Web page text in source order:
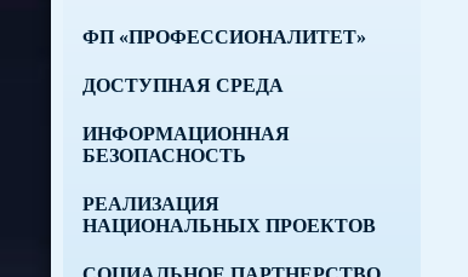
ФП «ПРОФЕССИОНАЛИТЕТ»
ДОСТУПНАЯ СРЕДА
ИНФОРМАЦИОННАЯ
БЕЗОПАСНОСТЬ
РЕАЛИЗАЦИЯ
НАЦИОНАЛЬНЫХ ПРОЕКТОВ